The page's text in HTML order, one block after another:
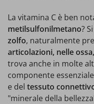
La vitamina C è ben
metilsulfonilmetano?
zolfo, naturalmente
articolazioni, nelle
trova anche in molte
componente
e del tessuto
"minerale della